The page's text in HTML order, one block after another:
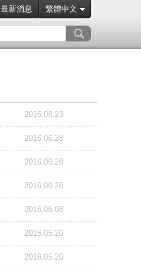
最新消息 繁體中文
2016.08.23
2016.06.28
2016.06.28
2016.06.28
2016.06.08
2016.05.20
2016.05.20